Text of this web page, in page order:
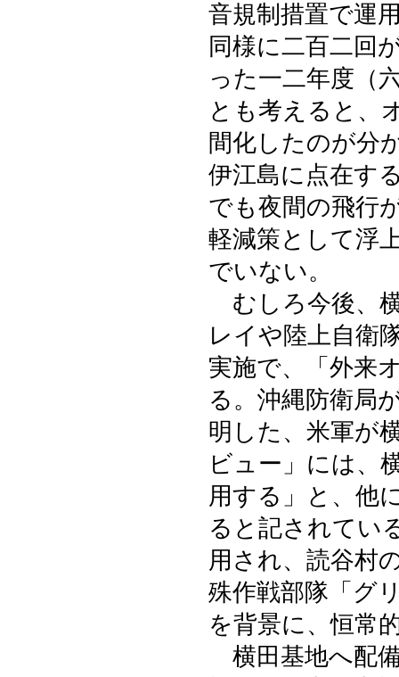
音規制措置で運
同様に二百二回
った一二年度（
とも考えると、
間化したのが分
伊江島に点在す
でも夜間の飛行
軽減策として浮
でいない。
むしろ今後、
レイや陸上自衛
実施で、「外来
る。沖縄防衛局
明した、米軍が
ビュー」には、
用する」と、他
ると記されてい
用され、読谷村
殊作戦部隊「グ
を背景に、恒常
横田基地へ配